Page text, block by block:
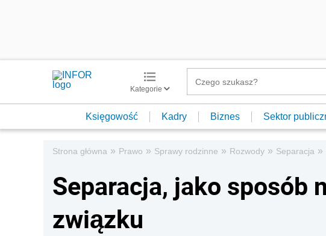
Kategorie
Księgowość Kadry Biznes Sektor
Strona główna » Prawo » Sprawy rodzinne » Rozwody » Separacja »
Separacja, jako sposób
związku